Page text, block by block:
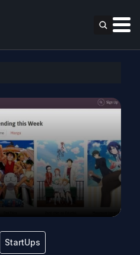
StartUps